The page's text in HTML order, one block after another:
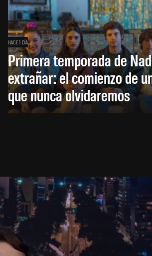
HACE 1 DÍA
Primera temporada de
extrañar: el comienzo de
que nunca olvidaremos